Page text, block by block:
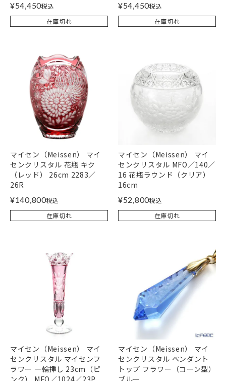
¥54,450税込
在庫切れ
¥54,450税込
在庫切れ
マイセン（Meissen） マイ
センクリスタル 花瓶 キク
（レッド） 26cm 2283／
26R
¥140,800税込
在庫切れ
マイセン（Meissen） マイ
センクリスタル MFO／140／
16 花瓶ラウンド（クリア）
16cm
¥52,800税込
在庫切れ
マイセン（Meissen） マイ
センクリスタル マイセンフ
ラワー 一輪挿し 23cm（ピ
ンク） MFO／1024／23P
マイセン（Meissen） マイ
センクリスタル ペンダント
トップ フラワー（コーン型）
ブルー